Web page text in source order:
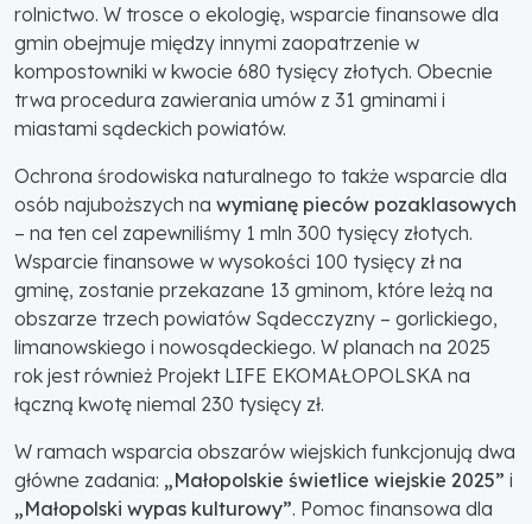
rolnictwo. W trosce o ekologię, wsparcie finansowe dla
gmin obejmuje między innymi zaopatrzenie w
kompostowniki w kwocie 680 tysięcy złotych. Obecnie
trwa procedura zawierania umów z 31 gminami i
miastami sądeckich powiatów.
Ochrona środowiska naturalnego to także wsparcie dla
osób najuboższych na wymianę pieców pozaklasowych
– na ten cel zapewniliśmy 1 mln 300 tysięcy złotych.
Wsparcie finansowe w wysokości 100 tysięcy zł na
gminę, zostanie przekazane 13 gminom, które leżą na
obszarze trzech powiatów Sądecczyzny – gorlickiego,
limanowskiego i nowosądeckiego. W planach na 2025
rok jest również Projekt LIFE EKOMAŁOPOLSKA na
łączną kwotę niemal 230 tysięcy zł.
W ramach wsparcia obszarów wiejskich funkcjonują dwa
główne zadania: „Małopolskie świetlice wiejskie 2025” i
„Małopolski wypas kulturowy”. Pomoc finansowa dla